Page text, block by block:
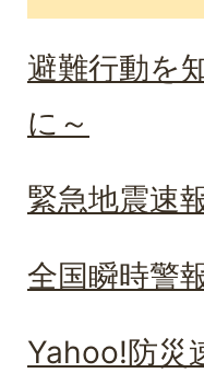
避難行動を
に～
緊急地震速
全国瞬時警
Yahoo!防災